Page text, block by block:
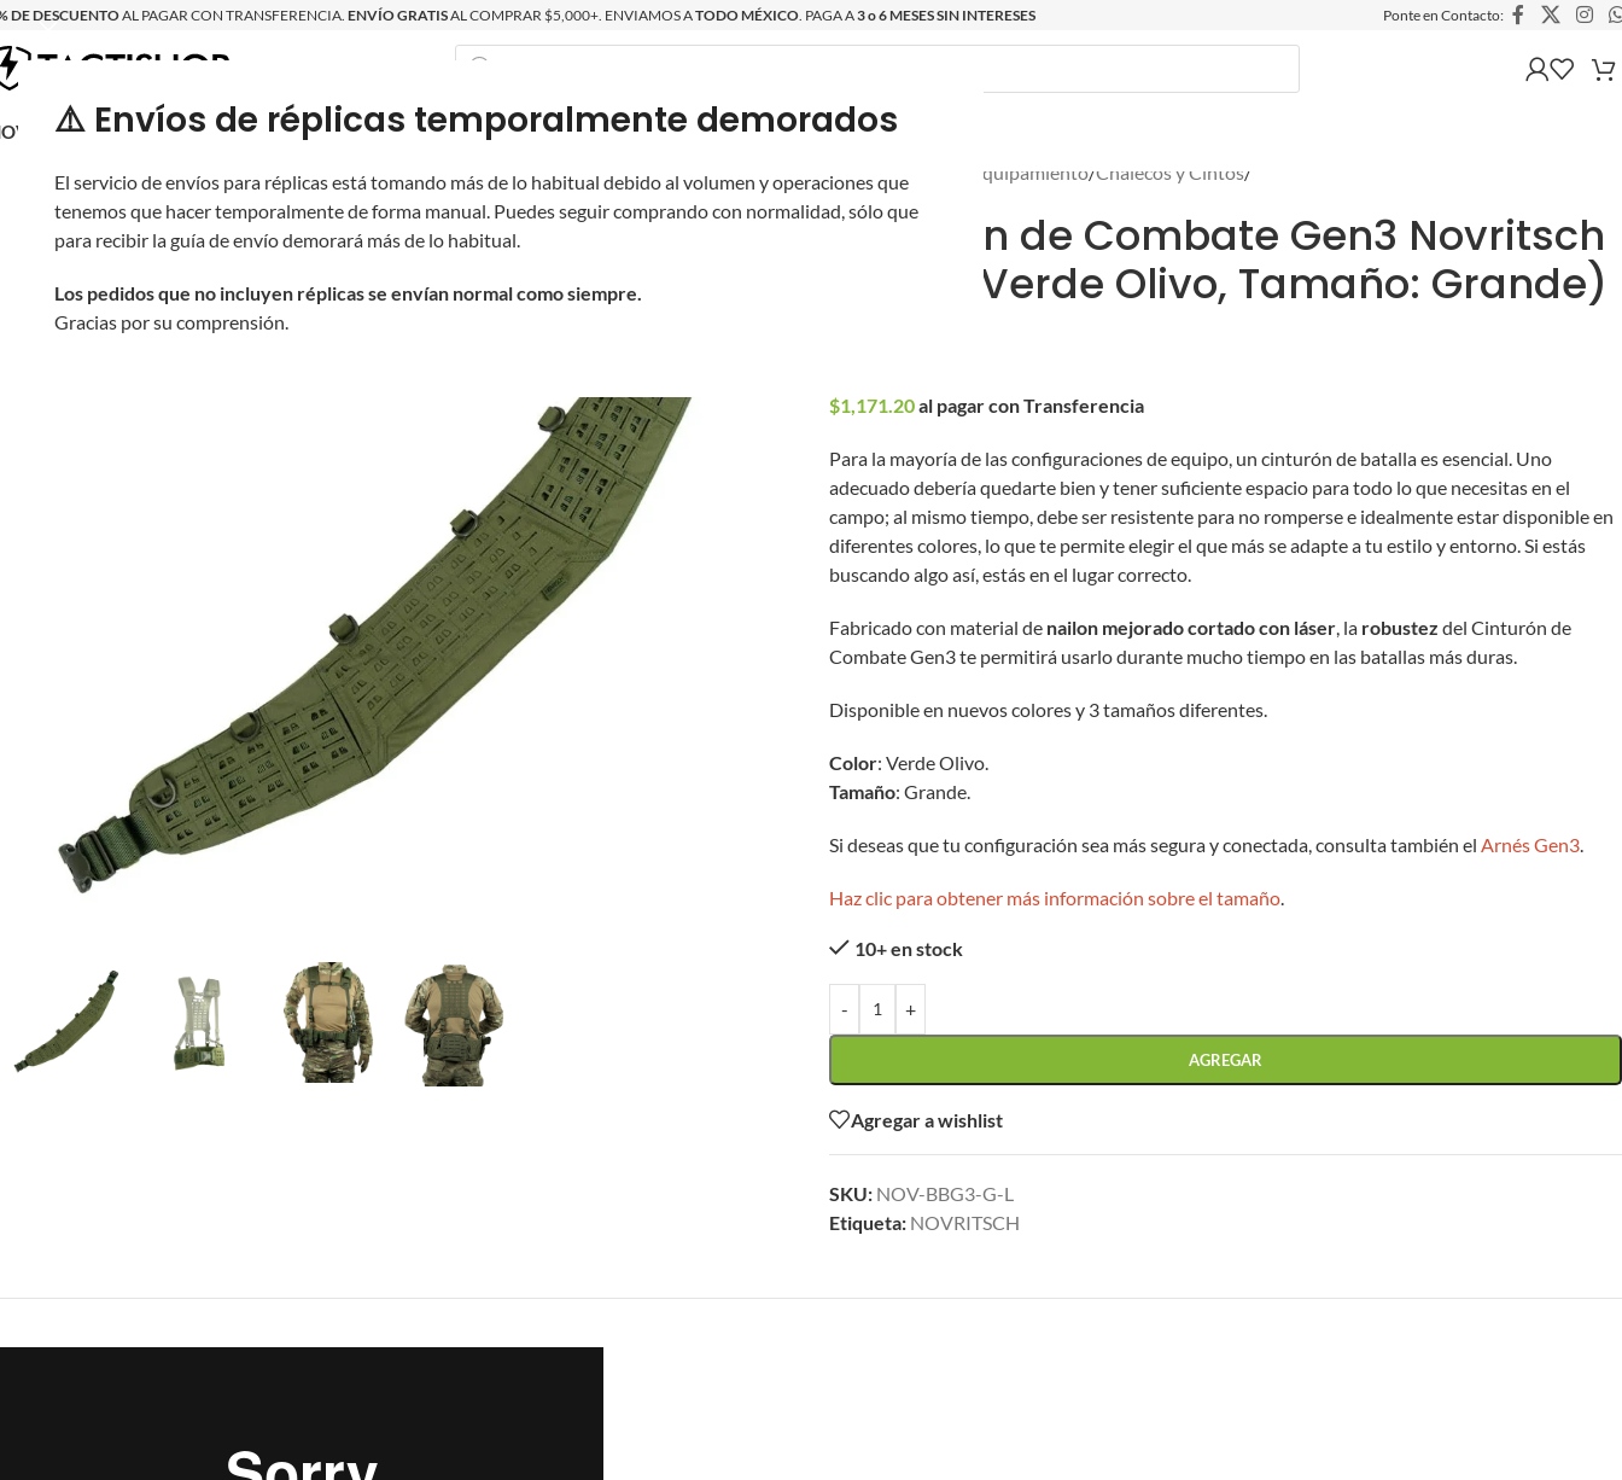
⚠️ Envíos de réplicas temporalmente demorados
El servicio de envíos para réplicas está tomando más de lo habitual debido al volumen y operaciones que
tenemos que hacer temporalmente de forma manual. Puedes seguir comprando con normalidad, sólo que
para recibir la guía de envío demorará más de lo habitual.
Los pedidos que no incluyen réplicas se envían normal como siempre.
Gracias por su comprensión.
DE DESCUENTOAL PAGAR CON TRANSFERENCIA. ENVÍO GRATISAL COMPRAR $5,000+. ENVIAMOS ATODO MÉXICO . PAGA A3 o 6 MESES SIN INTERESES Ponte en Contacto:
RÉPLICASPARTES Y ACCESORIOSEQUIPOPRODUCTOS NUEVOSPROMOCIONES
Inicio Equipamiento/Chalecos y Cintos/
Cinturón de Combate Gen3 Novritsch
(Color: Verde Olivo, Tamaño: Grande)
$1,171.20al pagar con Transferencia
Para la mayoría de las configuraciones de equipo, un cinturón de batalla es esencial. Uno
adecuado debería quedarte bien y tener suficiente espacio para todo lo que necesitas en el
campo; al mismo tiempo, debe ser resistente para no romperse e idealmente estar disponible en
diferentes colores, lo que te permite elegir el que más se adapte a tu estilo y entorno. Si estás
buscando algo así, estás en el lugar correcto.
Fabricado con material de nailon mejorado cortado con láser, la robustez del Cinturón de
Combate Gen3 te permitirá usarlo durante mucho tiempo en las batallas más duras.
Disponible en nuevos colores y 3 tamaños diferentes.
Color: Verde Olivo.
Tamaño: Grande.
Si deseas que tu configuración sea más segura y conectada, consulta también el Arnés Gen3.
Haz clic para obtener más información sobre el tamaño.
10+ en stock
- +
AGREGAR
Agregar a wishlist
SKU: NOV-BBG3-G-L
Etiqueta: NOVRITSCH